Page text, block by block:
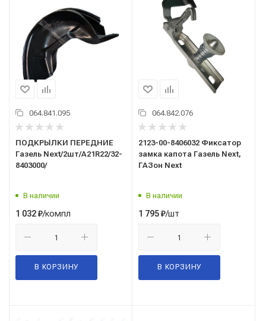
064.841.095
ПОДКРЫЛКИ ПЕРЕДНИЕ
Газель Next/2шт/А21R22/32-
8403000/
В наличии
1 032₽/компл
В КОРЗИНУ
064.842.076
2123-00-8406032 Фиксатор
замка капота Газель Next,
ГАЗон Next
В наличии
1 795₽/шт
В КОРЗИНУ